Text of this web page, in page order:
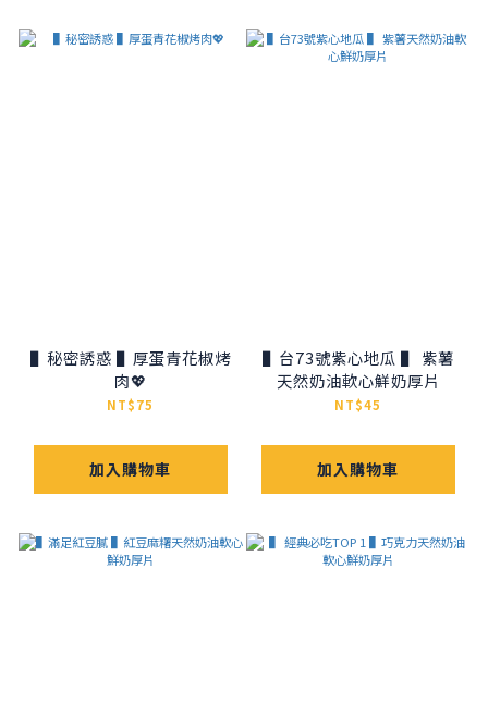
▌秘密誘惑 ▌厚蛋青花椒烤
肉💖
NT$75
加入購物車
▌台73號紫心地瓜 ▌ 紫薯
天然奶油軟心鮮奶厚片
NT$45
加入購物車